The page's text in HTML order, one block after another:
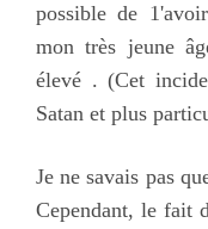
possible de
mon très jeune
élevé . (Cet
Satan et plus
Je ne savais pas
Cependant, le fait